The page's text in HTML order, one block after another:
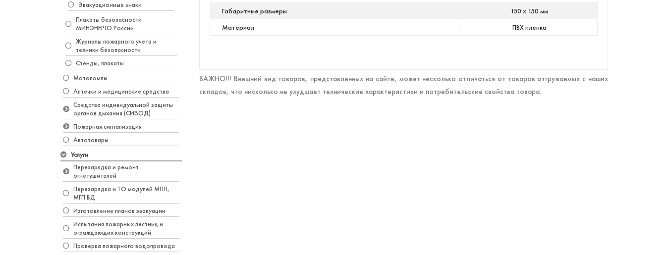
Эвакуационные знаки
Плакаты безопасности
МИНЭНЕРГО России
Журналы пожарного учета и
техники безопасности
Стенды, плакаты
Мотопомпы
Аптечки и медицинские средства
Средства индивидуальной защиты
органов дыхания (СИЗОД)
Пожарная сигнализация
Автотовары
Услуги
Перезарядка и ремонт
огнетушителей
Перезарядка и ТО модулей МПП,
МГП ВД
Изготовление планов эвакуации
Испытания пожарных лестниц и
ограждающих конструкций
Проверка пожарного водопровода
Габаритные размеры
150 х 150 мм
Материал
ПВХ пленка
ВАЖНО!!! Внешний вид товаров, представленных на сайте, может несколько отличаться от товаров отгружаемых с наших
складов, что нисколько не ухудшает технические характеристики и потребительские свойства товара.